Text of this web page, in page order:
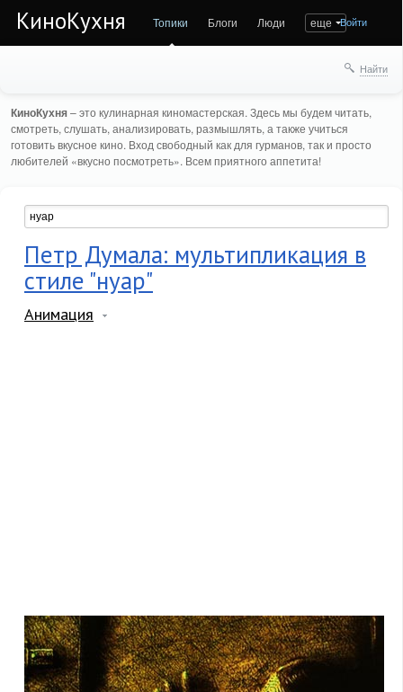
КиноКухня Топики Блоги Люди еще Войти
Найти
КиноКухня– это кулинарная киномастерская. Здесь мы будем читать,
смотреть, слушать, анализировать, размышлять, а также учиться
готовить вкусное кино. Вход свободный как для гурманов, так и просто
любителей «вкусно посмотреть». Всем приятного аппетита!
Петр Думала: мультипликация в
стиле "нуар"
Анимация